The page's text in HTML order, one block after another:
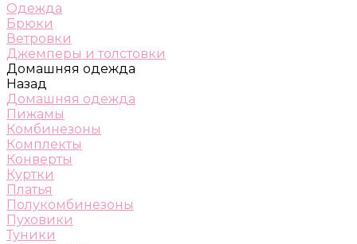
Одежда
Брюки
Ветровки
Джемперы и толстовки
Домашняя одежда
Назад
Домашняя одежда
Пижамы
Комбинезоны
Комплекты
Конверты
Куртки
Платья
Полукомбинезоны
Пуховики
Туники